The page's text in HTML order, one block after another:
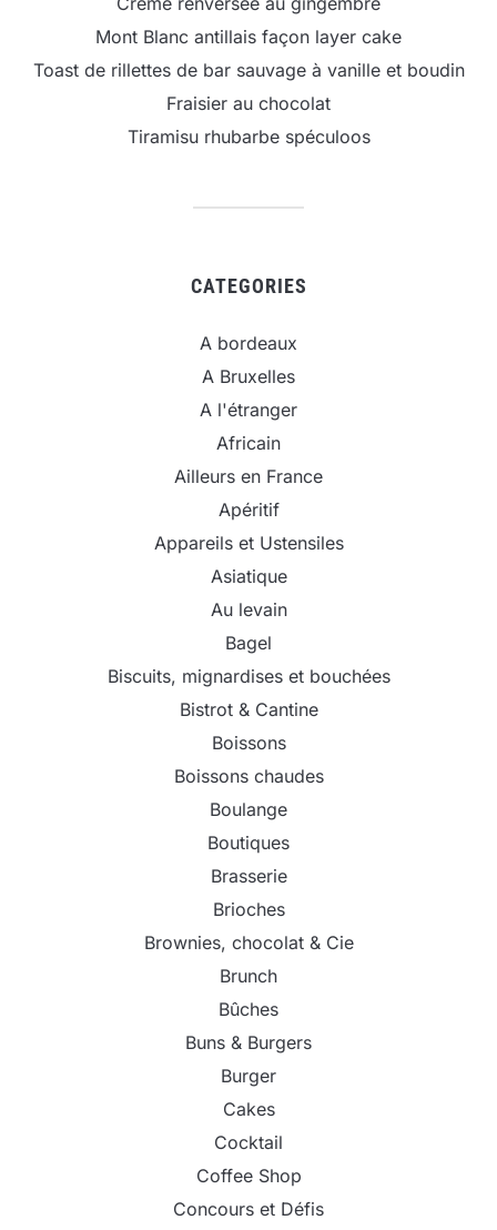
Mont Blanc antillais façon layer cake
Toast de rillettes de bar sauvage à vanille et boudin
Fraisier au chocolat
Tiramisu rhubarbe spéculoos
CATEGORIES
A bordeaux
A Bruxelles
A l'étranger
Africain
Ailleurs en France
Apéritif
Appareils et Ustensiles
Asiatique
Au levain
Bagel
Biscuits, mignardises et bouchées
Bistrot & Cantine
Boissons
Boissons chaudes
Boulange
Boutiques
Brasserie
Brioches
Brownies, chocolat & Cie
Brunch
Bûches
Buns & Burgers
Burger
Cakes
Cocktail
Coffee Shop
Concours et Défis